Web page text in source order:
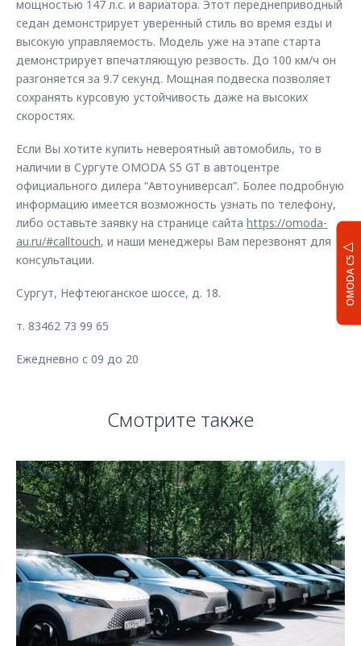
OMODA C5
мощностью 147 л.с. и вариатора. Этот переднеприводный
седан демонстрирует уверенный стиль во время езды и
высокую управляемость. Модель уже на этапе старта
демонстрирует впечатляющую резвость. До 100 км/ч он
разгоняется за 9.7 секунд. Мощная подвеска позволяет
сохранять курсовую устойчивость даже на высоких
скоростях.
Если Вы хотите купить невероятный автомобиль, то в
наличии в Сургуте OMODA S5 GT в автоцентре
официального дилера “Автоуниверсал”. Более подробную
информацию имеется возможность узнать по телефону,
либо оставьте заявку на странице сайта https://omoda-
au.ru/#calltouch, и наши менеджеры Вам перезвонят для
консультации.
Сургут, Нефтеюганское шоссе, д. 18.
т. 83462 73 99 65
Ежедневно с 09 до 20
Смотрите также